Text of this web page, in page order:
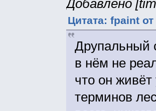
Добавлено
Цитата: fpaint
Друпальный
в нём не
что он
терминов